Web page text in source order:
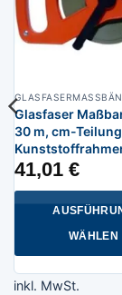
Glasfaser
30 m, cm-
41,01 €
WÄHLEN
Produkt
inkl. MwSt.